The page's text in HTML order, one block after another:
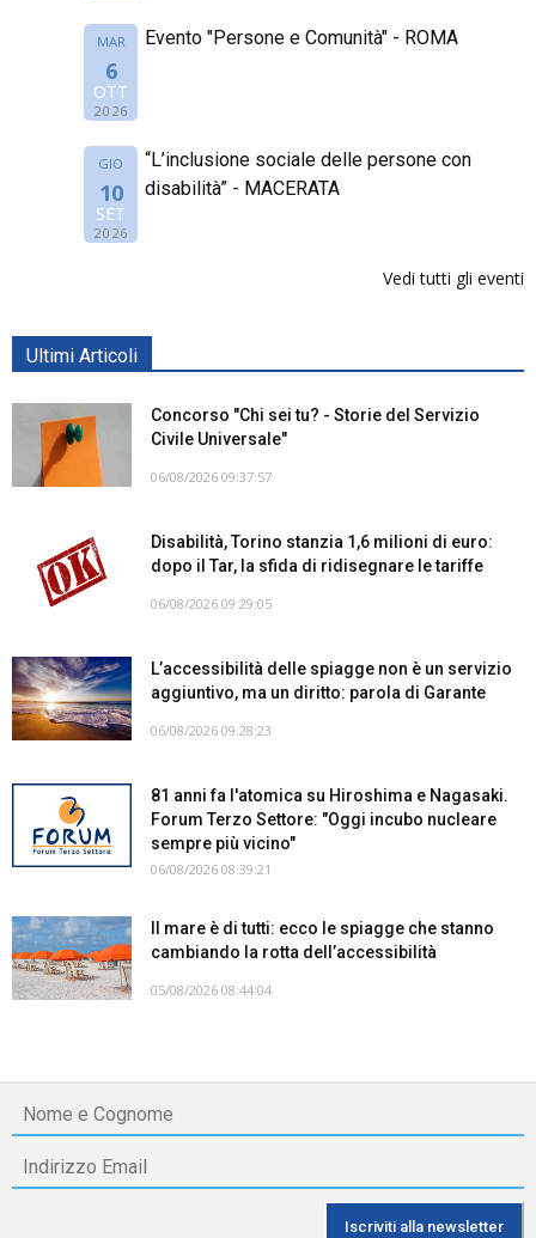
MAR
6
OTT
2026
Evento "Persone e Comunità" - ROMA
GIO
10
SET
2026
“L’inclusione sociale delle persone con
disabilità” - MACERATA
Vedi tutti gli eventi
Ultimi Articoli
Concorso "Chi sei tu? - Storie del Servizio
Civile Universale"
06/08/2026 09:37:57
Disabilità, Torino stanzia 1,6 milioni di euro:
dopo il Tar, la sfida di ridisegnare le tariffe
06/08/2026 09:29:05
L’accessibilità delle spiagge non è un servizio
aggiuntivo, ma un diritto: parola di Garante
06/08/2026 09:28:23
81 anni fa l'atomica su Hiroshima e Nagasaki.
Forum Terzo Settore: "Oggi incubo nucleare
sempre più vicino"
06/08/2026 08:39:21
Il mare è di tutti: ecco le spiagge che stanno
cambiando la rotta dell’accessibilità
05/08/2026 08:44:04